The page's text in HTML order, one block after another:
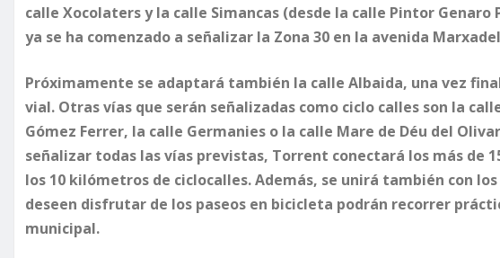
calle Xocolaters y la calle Simancas (desde la calle Pintor Genaro
ya se ha comenzado a señalizar la Zona 30 en la avenida
Próximamente se adaptará también la calle Albaida, una vez
vial. Otras vías que serán señalizadas como ciclo calles son la
Gómez Ferrer, la calle Germanies o la calle Mare de Déu del
señalizar todas las vías previstas, Torrent conectará los más de
los 10 kilómetros de ciclocalles. Además, se unirá también con
deseen disfrutar de los paseos en bicicleta podrán recorrer
municipal.